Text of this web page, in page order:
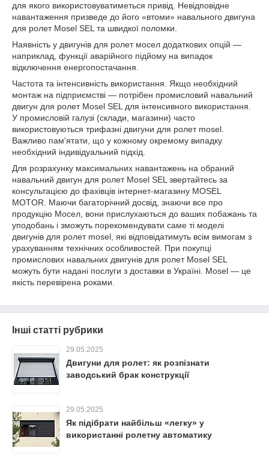
для якого використовуватиметься привід. Невідповідне
навантаження призведе до його «втоми» навального двигуна
для ролет Mosel SEL та швидкої поломки.
Наявність у двигунів для ролет мосел додаткових опцій —
наприклад, функції аварійного підйому на випадок
відключення енергопостачання.
Частота та інтенсивність використання. Якщо необхідний
монтаж на підприємстві — потрібен промисловий навальний
двигун для ролет Mosel SEL для інтенсивного використання.
У промисловій галузі (склади, магазини) часто
використовуються трифазні двигуни для ролет mosel.
Важливо пам'ятати, що у кожному окремому випадку
необхідний індивідуальний підхід.
Для розрахунку максимальних навантажень на обраний
навальний двигун для ролет Mosel SEL звертайтесь за
консультацією до фахівців інтернет-магазину MOSEL
MOTOR. Маючи багаторічний досвід, знаючи все про
продукцію Мосел, вони прислухаються до ваших побажань та
уподобань і зможуть порекомендувати саме ті моделі
двигунів для ролет mosel, які відповідатимуть всім вимогам з
урахуванням технічних особливостей. При покупці
промислових навальних двигунів для ролет Mosel SEL
можуть бути надані послуги з доставки в Україні. Mosel — це
якість перевірена роками.
Інші статті рубрики
29.05.2025
Двигуни для ролет: як розпізнати
заводський брак конструкції
29.05.2025
Як підібрати найбільш «легку» у
використанні ролетну автоматику